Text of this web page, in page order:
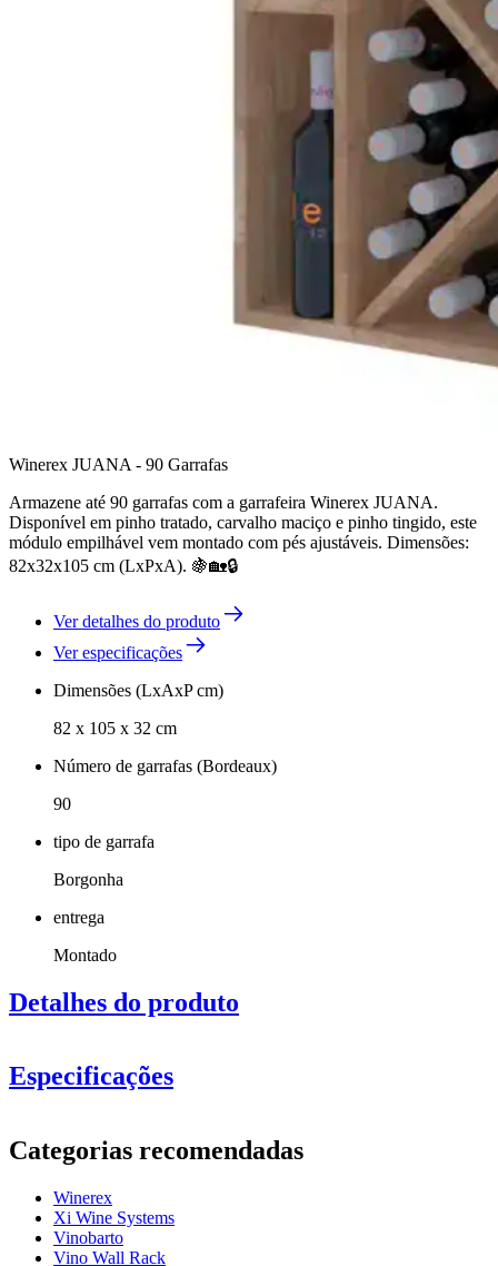
Winerex JUANA - 90 Garrafas
Armazene até 90 garrafas com a garrafeira Winerex JUANA.
Disponível em pinho tratado, carvalho maciço e pinho tingido, este
módulo empilhável vem montado com pés ajustáveis. Dimensões:
82x32x105 cm (LxPxA). 🍇🏡🔒
Ver detalhes do produto
Ver especificações
Dimensões (LxAxP cm)
82 x 105 x 32 cm
Número de garrafas (Bordeaux)
90
tipo de garrafa
Borgonha
entrega
Montado
Detalhes do produto
pode ser personalizado em altura para se adequar à sua divisão.
Fale com um dos nossos consultores de vendas para obter mais
informações.
Especificações
Número do produtoBX2538
Geral
entregaMontado
PosicionamentoChão
Categorias recomendadas
Winerex
Xi Wine Systems
Vinobarto
Vino Wall Rack